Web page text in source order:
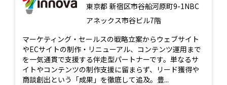
東京都 新宿区市谷船河原町9-1NBC
アネックス市谷ビル7階
マーケティング・セールスの戦略立案からウェブサイト
やECサイトの制作・リニューアル、コンテンツ運用まで
を一気通貫で支援する伴走型パートナーです。単なるサ
イトやコンテンツの制作支援に留まらず、リード獲得や
商談創出という「成果」を徹底して追及。豊...